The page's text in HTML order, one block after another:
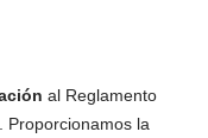
al Reglamento
. Proporcionamos la